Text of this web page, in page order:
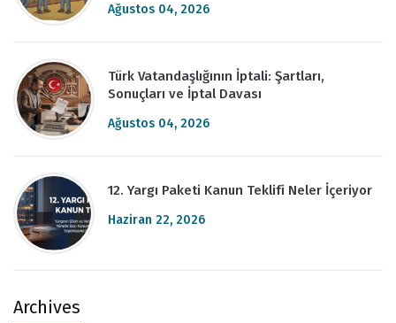
Ağustos 04, 2026
Türk Vatandaşlığının İptali: Şartları,
Sonuçları ve İptal Davası
Ağustos 04, 2026
12. Yargı Paketi Kanun Teklifi Neler İçeriyor
Haziran 22, 2026
Archives